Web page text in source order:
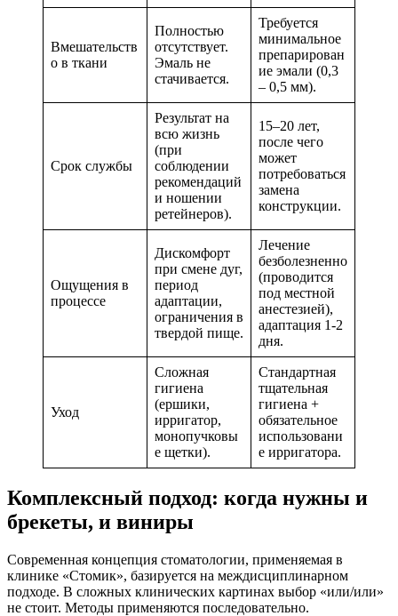
Вмешательств
о в ткани
Полностью
отсутствует.
Эмаль не
стачивается.
Требуется
минимальное
препарирован
ие эмали (0,3
– 0,5 мм).
Срок службы
Результат на
всю жизнь
(при
соблюдении
рекомендаций
и ношении
ретейнеров).
15–20 лет,
после чего
может
потребоваться
замена
конструкции.
Ощущения в
процессе
Дискомфорт
при смене дуг,
период
адаптации,
ограничения в
твердой пище.
Лечение
безболезненно
(проводится
под местной
анестезией),
адаптация 1-2
дня.
Уход
Сложная
гигиена
(ершики,
ирригатор,
монопучковы
е щетки).
Стандартная
тщательная
гигиена +
обязательное
использовани
е ирригатора.
Комплексный подход: когда нужны и
брекеты, и виниры
Современная концепция стоматологии, применяемая в
клинике «Стомик», базируется на междисциплинарном
подходе. В сложных клинических картинах выбор «или/или»
не стоит. Методы применяются последовательно.